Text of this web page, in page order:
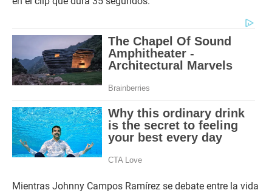
Mientras Johnny Campos Ramírez se debate entre la vida